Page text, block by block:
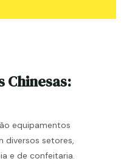
Chinesas:
equipamentos
diversos setores,
e de confeitaria.